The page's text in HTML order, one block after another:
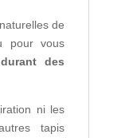
de
pour vous
des
ni les
tapis